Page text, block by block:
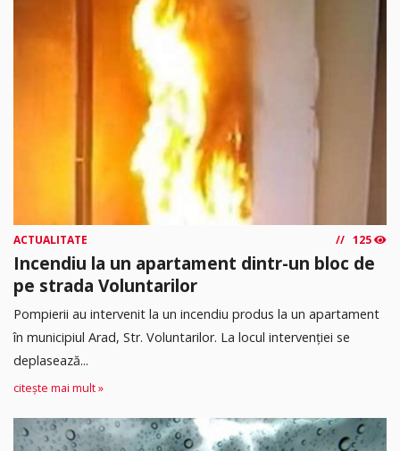
ACTUALITATE 125
Incendiu la un apartament dintr-un bloc de
pe strada Voluntarilor
Pompierii au intervenit la un incendiu produs la un apartament
în municipiul Arad, Str. Voluntarilor. La locul intervenției se
deplasează...
citește mai mult »